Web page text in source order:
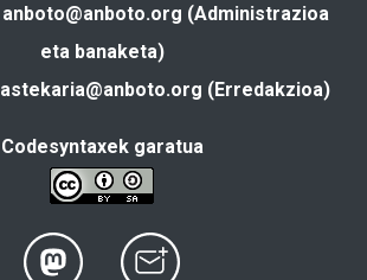
anboto@anboto.org (Administrazioa
eta banaketa)
astekaria@anboto.org (Erredakzioa)
Codesyntaxek garatua